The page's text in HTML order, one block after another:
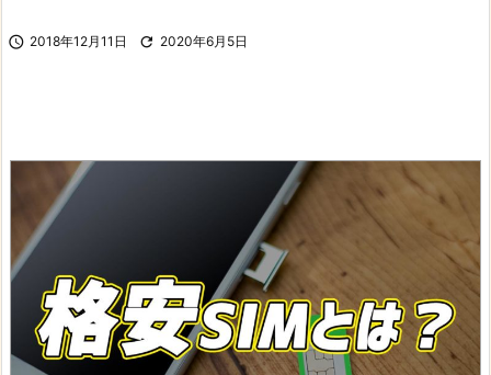
 2018年12月11日  2020年6月5日